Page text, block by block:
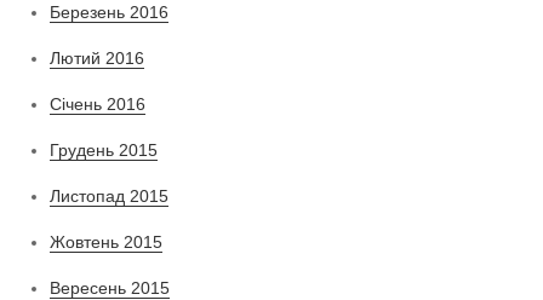
Березень 2016
Лютий 2016
Січень 2016
Грудень 2015
Листопад 2015
Жовтень 2015
Вересень 2015